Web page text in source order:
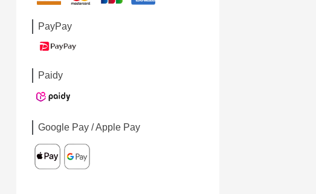
PayPay
Paidy
Google Pay / Apple Pay